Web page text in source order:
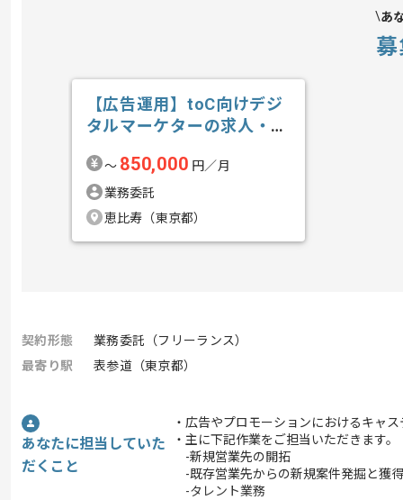
あ
【広告運用】toC向けデジ
タルマーケターの求人・案
〜 850,000 円／月
業務委託
恵比寿（東京都）
契約形態
業務委託（フリーランス）
最寄り駅
表参道（東京都）
あなたに担当していた
だくこと
・広告やプロモーションにおけるキャ
・主に下記作業をご担当いただきます。
-新規営業先の開拓
-既存営業先からの新規案件発掘と獲得
-タレント業務